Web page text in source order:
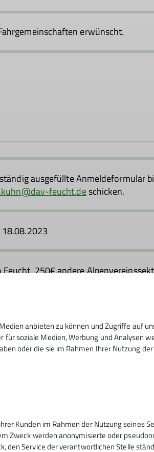
erwünscht.
ausgefüllte Anmeldeformular
feucht.deschicken.
250€ andere
anbieten zu können und Zugriffe auf
soziale Medien, Werbung und Analysen
oder die sie im Rahmen Ihrer Nutzung
Kunden im Rahmen der Nutzung seines
Zweck werden anonymisierte oder
den Service der verantwortlichen Stelle